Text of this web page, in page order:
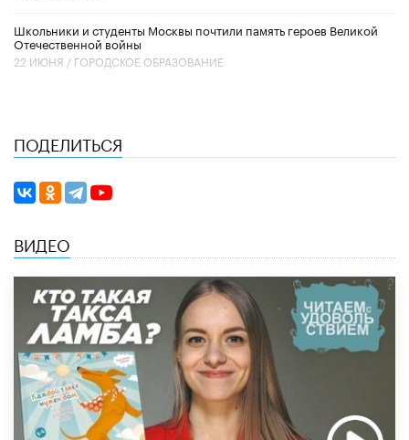
Школьники и студенты Москвы почтили память героев Великой
Отечественной войны
22 ИЮНЯ / ГОРОДСКОЕ ОБРАЗОВАНИЕ
ПОДЕЛИТЬСЯ
ВИДЕО